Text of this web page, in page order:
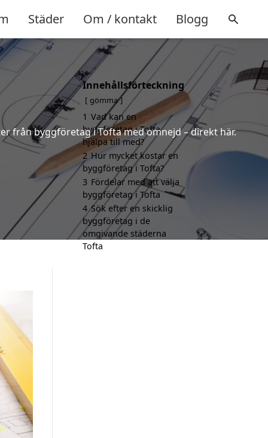
Städer Om / kontakt Blogg
från byggföretag i Tofta med omnejd – direkt här.
Innehållsförteckning
gömma
1 Vad kan en
byggföretag i Tofta
hjälpa till med?
2 Hur mycket kostar en
byggföretag i Tofta?
3 Fördelar med att välja
byggföretag i Tofta
4 Sök efter en skicklig
byggföretag i de
omgivande städerna
Tofta